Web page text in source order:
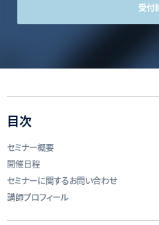
受付
目次
セミナー概要
開催日程
セミナーに関するお問い合わせ
講師プロフィール